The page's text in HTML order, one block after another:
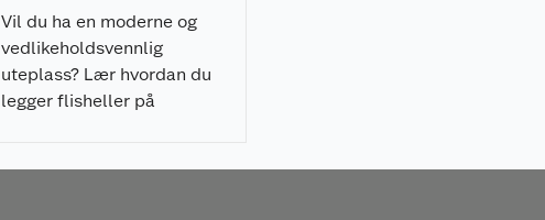
Vil du ha en moderne og
vedlikeholdsvennlig
uteplass? Lær hvordan du
legger flisheller på